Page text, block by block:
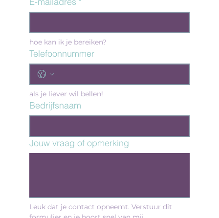
hoe kan ik je bereiken?
Telefoonnummer
als je liever wil bellen!
Bedrijfsnaam
Jouw vraag of opmerking
Leuk dat je contact opneemt. Verstuur dit